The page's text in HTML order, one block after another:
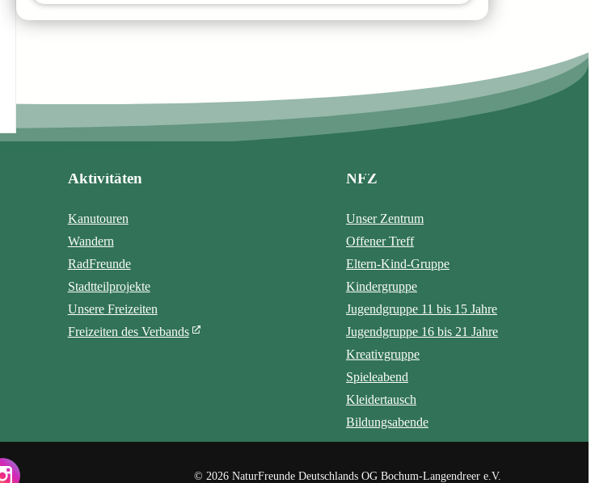
Aktivitäten
Kanutouren
Wandern
RadFreunde
Stadtteilprojekte
Unsere Freizeiten
Freizeiten des Verbands
NFZ
Unser Zentrum
Offener Treff
Eltern-Kind-Gruppe
Kindergruppe
Jugendgruppe 11 bis 15 Jahre
Jugendgruppe 16 bis 21 Jahre
Kreativgruppe
Spieleabend
Kleidertausch
Bildungsabende
© 2026 NaturFreunde Deutschlands OG Bochum-Langendreer e.V.